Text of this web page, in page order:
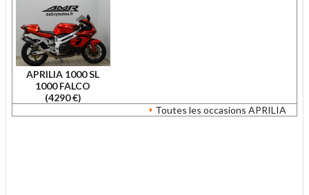
APRILIA 1000 SL
1000 FALCO
(4290 €)
Toutes les occasions APRILIA